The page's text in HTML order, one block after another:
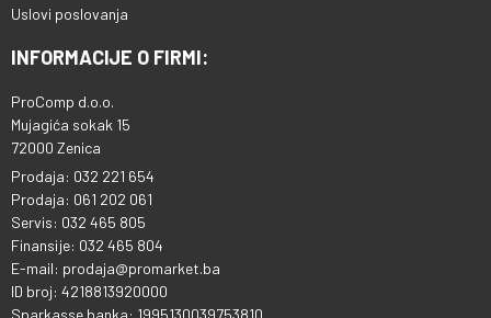
Uslovi poslovanja
INFORMACIJE O FIRMI:
ProComp d.o.o.
Mujagića sokak 15
72000 Zenica
Prodaja: 032 221 654
Prodaja: 061 202 061
Servis: 032 465 805
Finansije: 032 465 804
E-mail: prodaja@promarket.ba
ID broj: 4218813920000